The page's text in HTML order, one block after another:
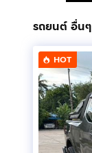
รถยนต์ อื่นๆ
HOT